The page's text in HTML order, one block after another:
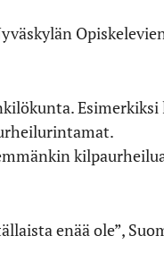
enää ole”,